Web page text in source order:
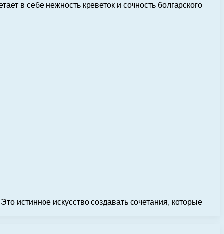
в себе нежность креветок и сочность болгарского
истинное искусство создавать сочетания, которые